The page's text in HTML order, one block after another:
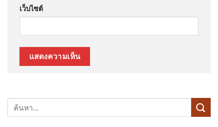
เว็บไซต์